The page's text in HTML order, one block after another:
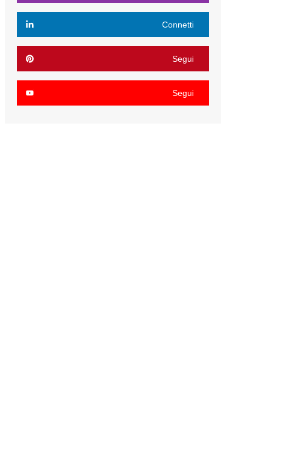
Connetti
Segui
Segui